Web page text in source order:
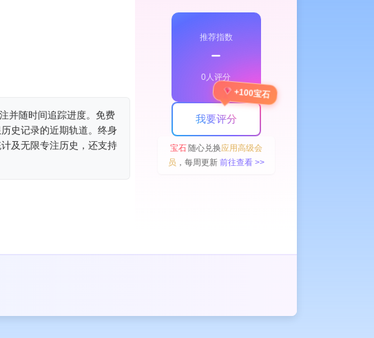
并随时间追踪进度。免费
史记录的近期轨道。终身
及无限专注历史，还支持
推荐指数
﹣
0人评分
我要评分
+100宝石
宝石随心兑换应用高级会
员 ，每周更新 前往查看 >>